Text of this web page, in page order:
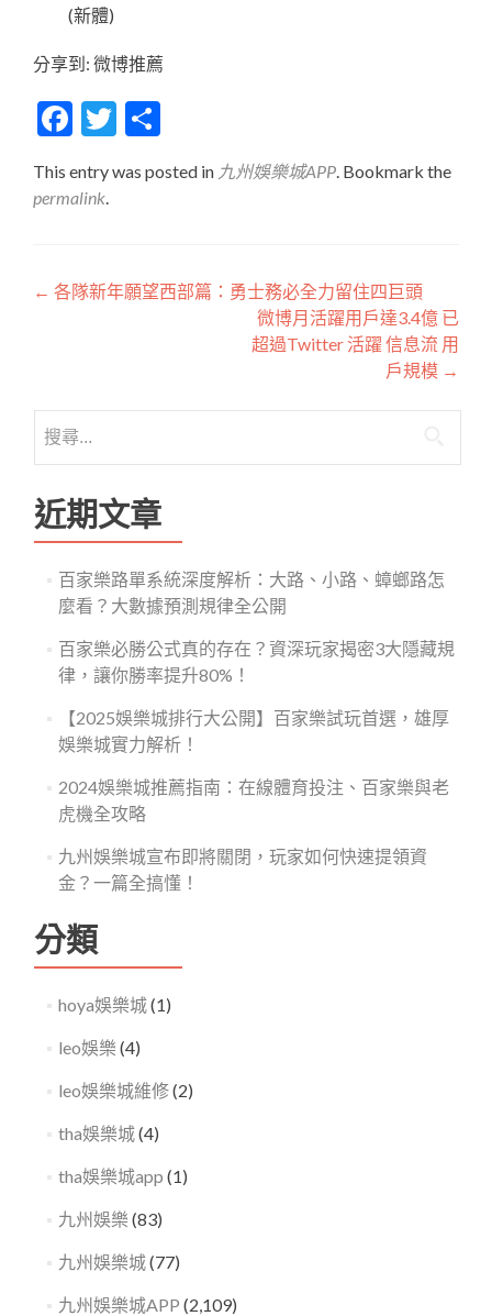
(新體)
分享到: 微博推薦
Facebook
Twitter
This entry was posted in 九州娛樂城APP. Bookmark the
permalink.
文
覽
← 各隊新年願望西部篇：勇士務必全力留住四巨頭
微博月活躍用戶達3.4億 已
超過Twitter 活躍 信息流 用
戶規模 →
尋
鍵
字:
近期文章
百家樂路單系統深度解析：大路、小路、蟑螂路怎
麼看？大數據預測規律全公開
百家樂必勝公式真的存在？資深玩家揭密3大隱藏規
律，讓你勝率提升80%！
【2025娛樂城排行大公開】百家樂試玩首選，雄厚
娛樂城實力解析！
2024娛樂城推薦指南：在線體育投注、百家樂與老
虎機全攻略
九州娛樂城宣布即將關閉，玩家如何快速提領資
金？一篇全搞懂！
分類
hoya娛樂城(1)
leo娛樂 (4)
leo娛樂城維修(2)
tha娛樂城(4)
tha娛樂城app (1)
九州娛樂 (83)
九州娛樂城(77)
九州娛樂城APP (2,109)